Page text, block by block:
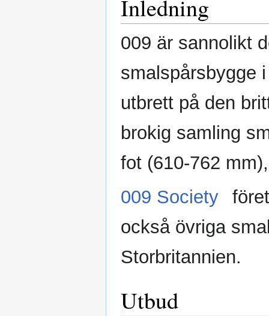
Inledning
009 är sannolikt
smalspårsbygge
utbrett på den
brokig samling
fot (610-762
009 Society
också övriga
Storbritannien.
Utbud